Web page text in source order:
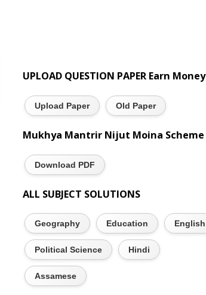
UPLOAD QUESTION PAPER Earn Money
Upload Paper Old Paper
Mukhya Mantrir Nijut Moina Scheme
Download PDF
ALL SUBJECT SOLUTIONS
Geography Education English
Political Science Hindi
Assamese